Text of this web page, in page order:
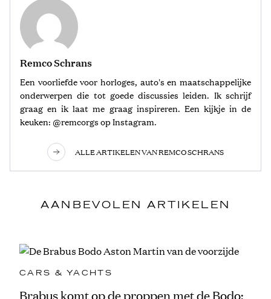
Remco Schrans
Een voorliefde voor horloges, auto's en maatschappelijke
onderwerpen die tot goede discussies leiden. Ik schrijf
graag en ik laat me graag inspireren. Een kijkje in de
keuken: @remcorgs op Instagram.
ALLE ARTIKELEN VAN REMCO SCHRANS
AANBEVOLEN ARTIKELEN
CARS & YACHTS
Brabus komt op de proppen met de Bodo: